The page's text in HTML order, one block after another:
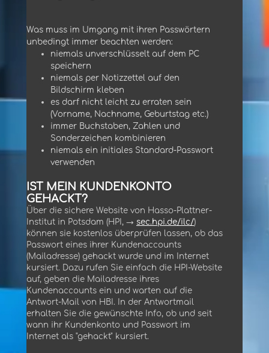
Was muss im Umgang mit ihren Passwörtern
unbedingt immer beachten werden:
niemals unverschlüsselt auf dem PC
speichern
niemals per Notizzettel auf den
Bildschirm kleben
es darf nicht leicht zu erraten sein
(Vorname, Nachname, Geburtstag etc.)
immer Buchstaben, Zahlen und
Sonderzeichen kombinieren
niemals ein initiales Standard-Passwort
verwenden
IST MEIN KUNDENKONTO
GEHACKT?
Über die sichere Website von Hasso-Plattner-
Institut in Potsdam (HPI, → sec.hpi.de/ilc/)
können sie kostenlos überprüfen lassen, ob das
Passwort eines ihrer Kundenaccounts
(Mailadresse) gehackt wurde und im Internet
kursiert. Dazu rufen Sie einfach die HPI-Website
auf, geben die Mailadresse ihres
Kundenaccounts ein und warten auf die
Antwort-Mail von HBI. In der Antwortmail
erhalten Sie die gewünschte Info, ob und seit
wann ihr Kundenkonto und Passwort im
Internet als "gehackt" kursiert.